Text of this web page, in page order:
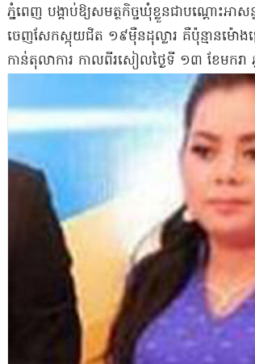
ភ្នំពេញ បង្គាប់​ឱ្យ​សមត្ថកិច្ច​ឃុំខ្លួន​ជា​បណ្ដោះអា
ចេញ​សែក​ស្អុយ​ជិត ១៩​ម៉ឺន​ដុល្លារ គឺ​ប៉ុន្មាន​ម៉ោង​
កាន់​តុលាការ កាលពី​រសៀល​ថ្ងៃទី ១៣ ខែមករា